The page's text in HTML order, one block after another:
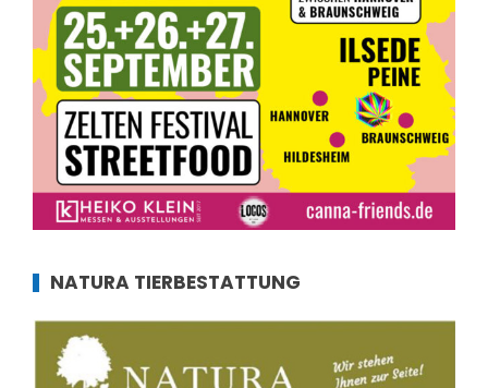
NATURA TIERBESTATTUNG